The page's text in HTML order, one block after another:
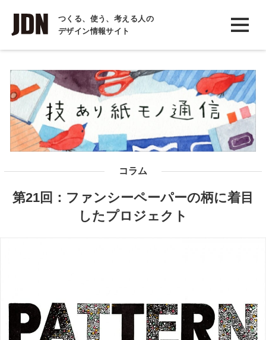
つくる、使う、考える人の
デザイン情報サイト
INTERVIEW
インタビュー
REPORT
レポート
COLUMN
コラム
コラム
第21回：ファンシーペーパーの柄に着目
したプロジェクト